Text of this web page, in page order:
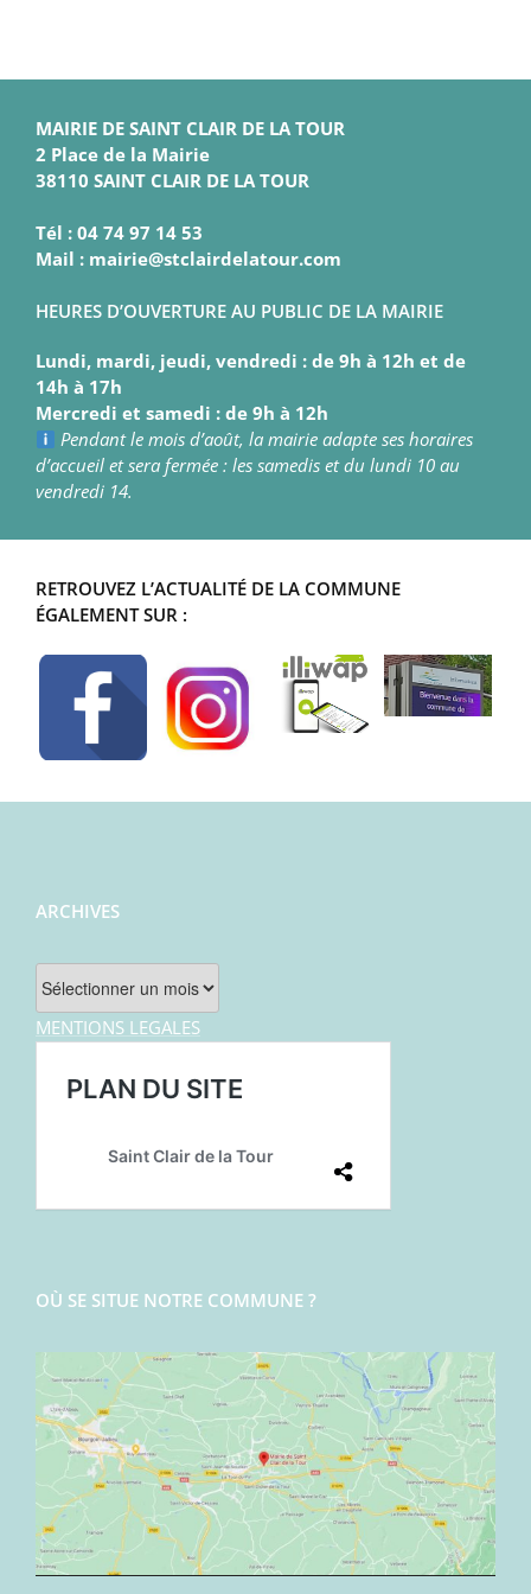
MAIRIE DE SAINT CLAIR DE LA TOUR
2 Place de la Mairie
38110 SAINT CLAIR DE LA TOUR
Tél : 04 74 97 14 53
Mail : mairie@stclairdelatour.com
HEURES D’OUVERTURE AU PUBLIC DE LA MAIRIE
Lundi, mardi, jeudi, vendredi : de 9h à 12h et de
14h à 17h
Mercredi et samedi : de 9h à 12h
Pendant le mois d’août, la mairie adapte ses horaires
d’accueil et sera fermée : les samedis et du lundi 10 au
vendredi 14.
RETROUVEZ L’ACTUALITÉ DE LA COMMUNE
ÉGALEMENT SUR :
ARCHIVES
Archives
MENTIONS LEGALES
OÙ SE SITUE NOTRE COMMUNE ?